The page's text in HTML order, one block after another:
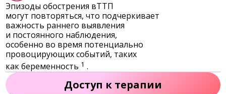
Эпизоды обострения вТТП
могут повторяться, что подчеркивает
важность раннего выявления
и постоянного наблюдения,
особенно во время потенциально
провоцирующих событий, таких
как беременность 1 .
Доступ к терапии